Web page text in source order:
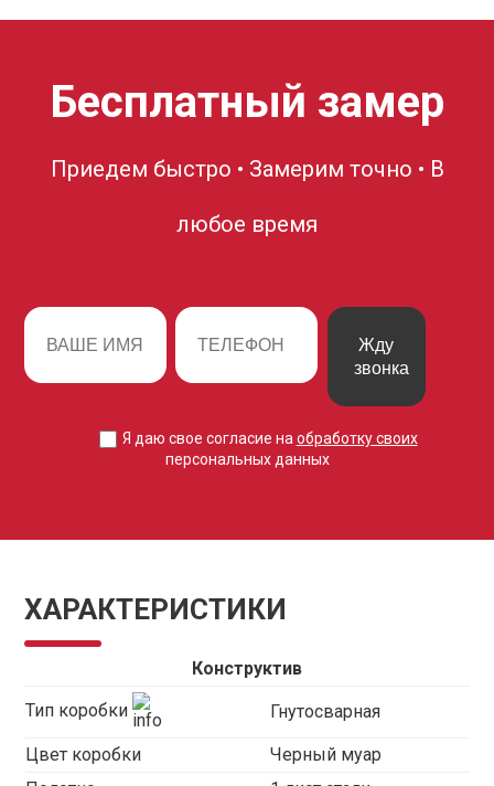
Бесплатный замер
Приедем быстро • Замерим точно • В
любое время
Жду
звонка
Я даю свое согласие на обработку своих
персональных данных
ХАРАКТЕРИСТИКИ
Конструктив
Тип коробки Гнутосварная
Цвет коробки
Черный муар